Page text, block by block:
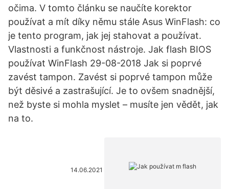
očima. V tomto článku se naučíte korektor
používat a mít díky němu stále Asus WinFlash: co
je tento program, jak jej stahovat a používat.
Vlastnosti a funkčnost nástroje. Jak flash BIOS
používat WinFlash 29-08-2018 Jak si poprvé
zavést tampon. Zavést si poprvé tampon může
být děsivé a zastrašující. Je to ovšem snadnější,
než byste si mohla myslet – musíte jen vědět, jak
na to.
14.06.2021